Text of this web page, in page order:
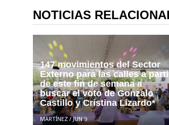
NOTICIAS
147 movimientos del Sector
Externo para las calles a
de este fin de semana a
buscar el voto de Gonzalo
Castillo y Cristina Lizardo*
MARTÍNEZ /JUN 9